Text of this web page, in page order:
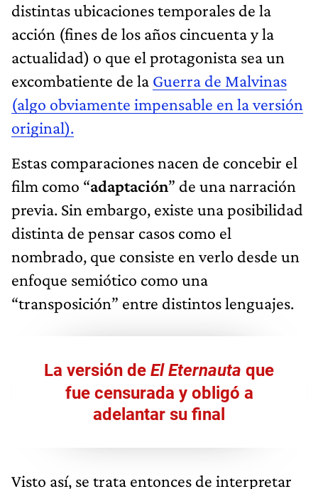
distintas ubicaciones temporales de la
acción (fines de los años cincuenta y la
actualidad) o que el protagonista sea un
excombatiente de la Guerra de Malvinas
(algo obviamente impensable en la versión
original).
Estas comparaciones nacen de concebir el
film como “adaptación” de una narración
previa. Sin embargo, existe una posibilidad
distinta de pensar casos como el
nombrado, que consiste en verlo desde un
enfoque semiótico como una
“transposición” entre distintos lenguajes.
La versión de El Eternauta que
fue censurada y obligó a
adelantar su final
Visto así, se trata entonces de interpretar